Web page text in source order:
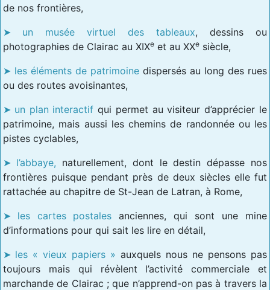
de nos frontières,
un musée virtuel des tableaux, dessins ou
photographies de Clairac au XIXe et au XXe siècle,
les éléments de patrimoine dispersés au long des rues
ou des routes avoisinantes,
un plan interactif qui permet au visiteur d’apprécier le
patrimoine, mais aussi les chemins de randonnée ou les
pistes cyclables,
l’abbaye, naturellement, dont le destin dépasse nos
frontières puisque pendant près de deux siècles elle fut
rattachée au chapitre de St-Jean de Latran, à Rome,
les cartes postales anciennes, qui sont une mine
d’informations pour qui sait les lire en détail,
les « vieux papiers » auxquels nous ne pensons pas
toujours mais qui révèlent l’activité commerciale et
marchande de Clairac ; que n’apprend-on pas à travers la